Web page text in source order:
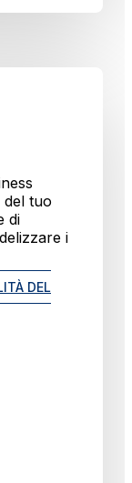
del tuo
di
i
DEL